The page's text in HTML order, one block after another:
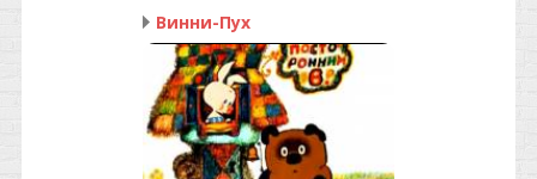
Винни-Пух